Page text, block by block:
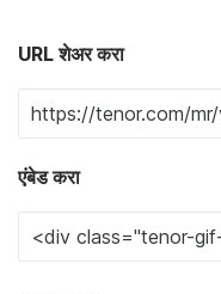
URL शेअर करा
एंबेड करा